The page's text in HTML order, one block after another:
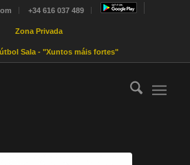
+34 616 037 489
Zona Privada
Sala - "Xuntos máis fortes"